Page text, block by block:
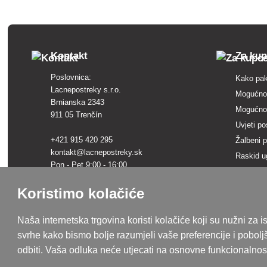
Kontakt
Poslovnica:
Lacnepostreky s.r.o.
Brnianska 2343
911 05 Trenčín
+421 915 420 295
kontakt@lacnepostreky.sk
Pon - Pet 9:00 - 16:00
Sjedište tvrtke:
Malokrasňanská 10137/8
831 54 Bratislava, Slovačka
PDV broj: SK2120731437
Za
Kako
Uvjeti
Žalbeni
Raskid
Mapa
Koristimo kolačiće
Naša internetska trgovina koristi kolačiće koji su nužni za
svrhe kako bismo bolje razumjeli vaše preferencije i
odbiti. Vaša odluka neće utjecati na osnovne